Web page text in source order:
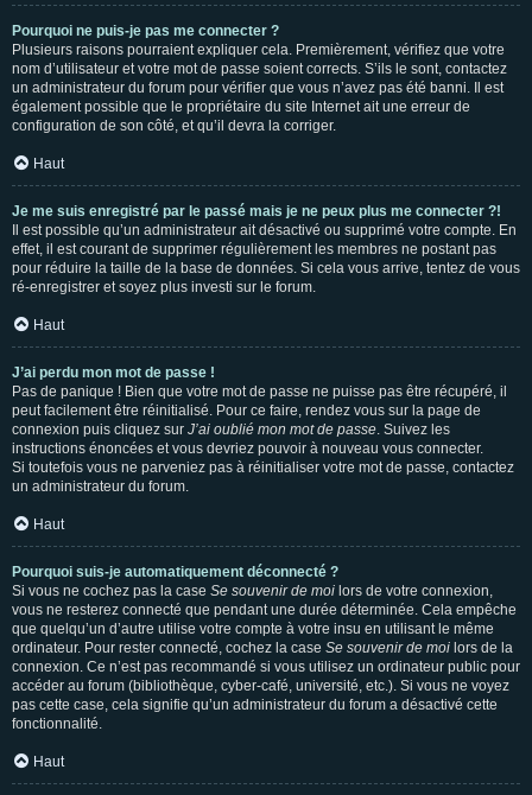
Pourquoi ne puis-je pas me connecter ?
Plusieurs raisons pourraient expliquer cela. Premièrement, vérifiez que votre
nom d’utilisateur et votre mot de passe soient corrects. S’ils le sont, contactez
un administrateur du forum pour vérifier que vous n’avez pas été banni. Il est
également possible que le propriétaire du site Internet ait une erreur de
configuration de son côté, et qu’il devra la corriger.
Haut
Je me suis enregistré par le passé mais je ne peux plus me connecter ?!
Il est possible qu’un administrateur ait désactivé ou supprimé votre compte. En
effet, il est courant de supprimer régulièrement les membres ne postant pas
pour réduire la taille de la base de données. Si cela vous arrive, tentez de vous
ré-enregistrer et soyez plus investi sur le forum.
Haut
J’ai perdu mon mot de passe !
Pas de panique ! Bien que votre mot de passe ne puisse pas être récupéré, il
peut facilement être réinitialisé. Pour ce faire, rendez vous sur la page de
connexion puis cliquez sur J’ai oublié mon mot de passe. Suivez les
instructions énoncées et vous devriez pouvoir à nouveau vous connecter.
Si toutefois vous ne parveniez pas à réinitialiser votre mot de passe, contactez
un administrateur du forum.
Haut
Pourquoi suis-je automatiquement déconnecté ?
Si vous ne cochez pas la case Se souvenir de moi lors de votre connexion,
vous ne resterez connecté que pendant une durée déterminée. Cela empêche
que quelqu’un d’autre utilise votre compte à votre insu en utilisant le même
ordinateur. Pour rester connecté, cochez la case Se souvenir de moi lors de la
connexion. Ce n’est pas recommandé si vous utilisez un ordinateur public pour
accéder au forum (bibliothèque, cyber-café, université, etc.). Si vous ne voyez
pas cette case, cela signifie qu’un administrateur du forum a désactivé cette
fonctionnalité.
Haut